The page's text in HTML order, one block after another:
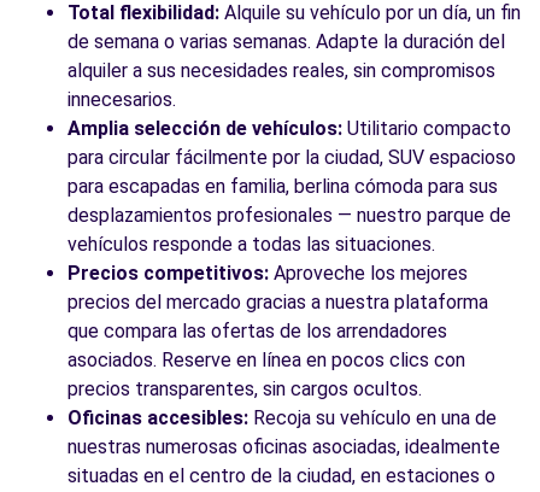
Total flexibilidad: Alquile su vehículo por un día, un fin
de semana o varias semanas. Adapte la duración del
alquiler a sus necesidades reales, sin compromisos
innecesarios.
Amplia selección de vehículos: Utilitario compacto
para circular fácilmente por la ciudad, SUV espacioso
para escapadas en familia, berlina cómoda para sus
desplazamientos profesionales — nuestro parque de
vehículos responde a todas las situaciones.
Precios competitivos: Aproveche los mejores
precios del mercado gracias a nuestra plataforma
que compara las ofertas de los arrendadores
asociados. Reserve en línea en pocos clics con
precios transparentes, sin cargos ocultos.
Oficinas accesibles: Recoja su vehículo en una de
nuestras numerosas oficinas asociadas, idealmente
situadas en el centro de la ciudad, en estaciones o